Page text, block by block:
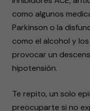
como algunos
Parkinson o la
como el alcohol y
provocar un
hipotensión.
Te repito, un solo
preocuparte si no